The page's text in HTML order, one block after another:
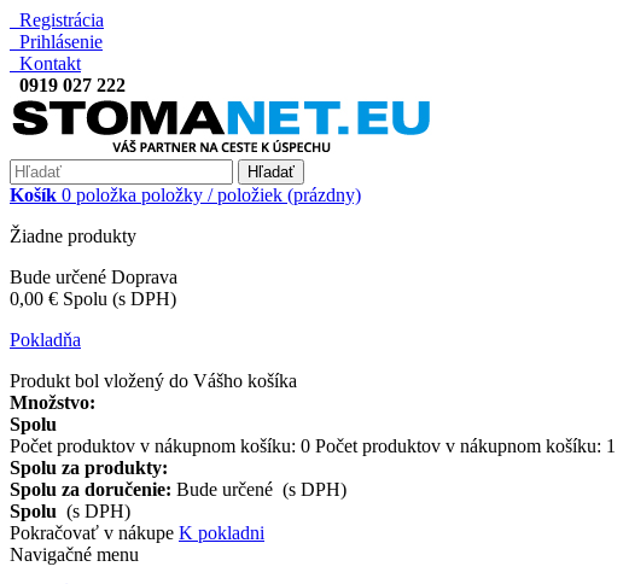
Registrácia
Prihlásenie
Kontakt
0919 027 222
Hľadať
Košík 0 položka položky / položiek (prázdny)
Žiadne produkty
Bude určené Doprava
0,00 € Spolu (s DPH)
Pokladňa
Produkt bol vložený do Vášho košíka
Množstvo:
Spolu
Počet produktov v nákupnom košíku: 0 Počet produktov v nákupnom košíku: 1
Spolu za produkty:
Spolu za doručenie: Bude určené (s DPH)
Spolu (s DPH)
Pokračovať v nákupe K pokladni
Navigačné menu